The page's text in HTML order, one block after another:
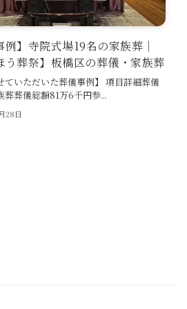
例】寺院式場19名の家族葬｜
う葬祭】板橋区の葬儀・家族葬
ていただいた葬儀事例】 項目詳細葬儀
葬葬儀総額81万6千円参...
28日